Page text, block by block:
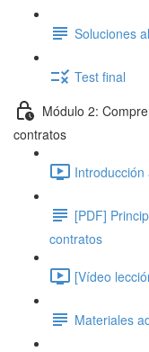
Soluciones
Test final
Módulo 2:
contratos
[PDF]
contratos
[Vídeo
Materiales